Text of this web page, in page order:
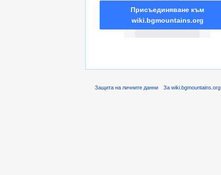
Присъединяване към
wiki.bgmountains.org
Защита на личните данни За wiki.bgmountains.org